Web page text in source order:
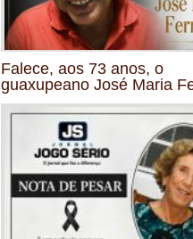
Falece, aos 73 anos, o
guaxupeano José Maria